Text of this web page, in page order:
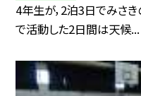
4年生が，2泊3日でみさき
で活動した2日間は天候...